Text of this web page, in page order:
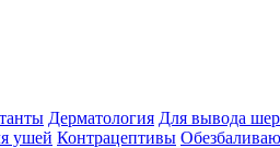
Дерматология Для вывода
ушей Контрацептивы